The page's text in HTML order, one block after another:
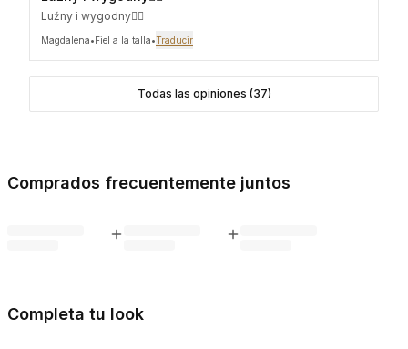
Luźny i wygodny👍🏻
Magdalena•Fiel a la talla•Traducir
Todas las opiniones (37)
Comprados frecuentemente juntos
Completa tu look